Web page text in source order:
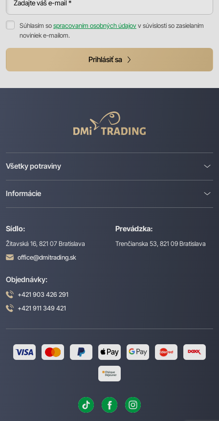
Zadajte váš e-mail *
Súhlasím sospracovaním osobných údajovv súvislosti so zasielaním
noviniek e-mailom.
Prihlásiť sa
Trading
Sídlo:
Žitavská 16, 821 07 Bratislava
office@dmitrading.sk
Prevádzka:
Trenčianska 53, 821 09 Bratislava
Všetky potraviny
Informácie
Objednávky:
+421 903 426 291
+421 911 349 421